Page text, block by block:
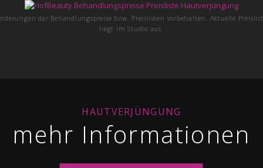
der Behandlungspreise bzw. Preislisten vorbehalten. Aktuelle
liegt im Studio aus.
HAUTVERJÜNGUNG
mehr Informationen